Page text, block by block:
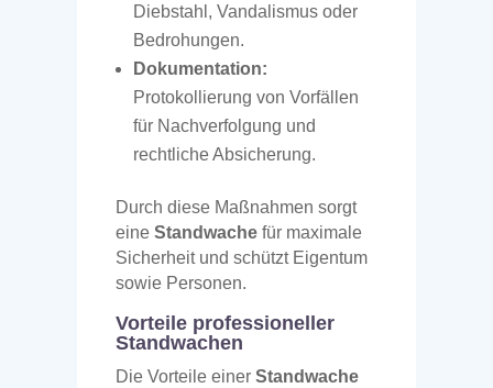
Diebstahl, Vandalismus oder
Bedrohungen.
Dokumentation:
Protokollierung von Vorfällen
für Nachverfolgung und
rechtliche Absicherung.
Durch diese Maßnahmen sorgt
eine Standwachefür maximale
Sicherheit und schützt Eigentum
sowie Personen.
Vorteile professioneller
Standwachen
Die Vorteile einer Standwache